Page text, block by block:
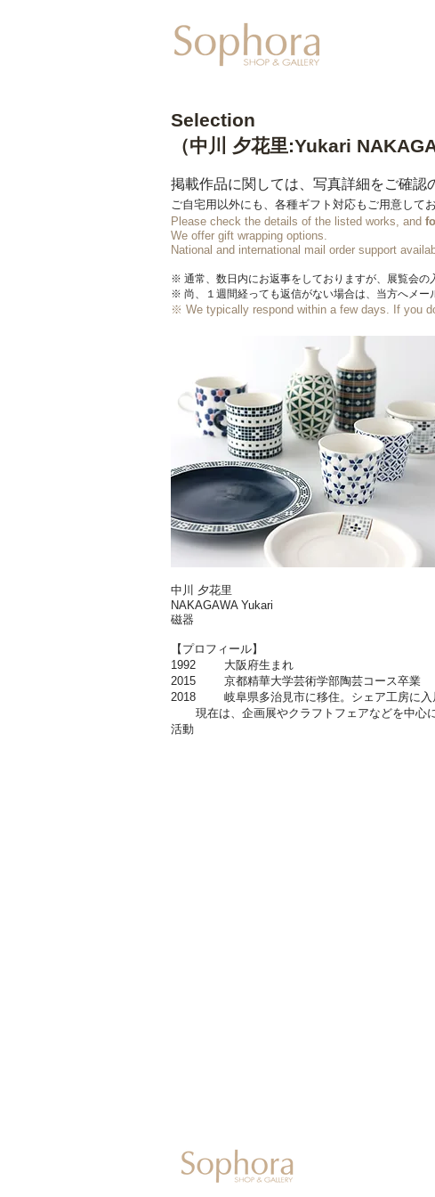
Selection
（中川 夕花里:Yukari
掲載作品に関しては、写真詳細をご確認
ご自宅用以外にも、各種ギフト対応もご用意してお
Please check the details of the listed works, and
We offer gift wrapping options.
​National and international mail order support
※ 通常、数日内にお返事をしておりますが、展覧会の
※ 尚、１週間経っても返信がない場合は、当方へメー
※ We typically respond within a few days. If you
中川 夕花里
NAKAGAWA Yukari
磁器
【プロフィール】
1992 大阪府生まれ
2015 京都精華大学芸術学部陶芸コース卒業
2018 岐阜県多治見市に移住。シェア工房に入
現在は、企画展やクラフトフェアなどを中心
活動